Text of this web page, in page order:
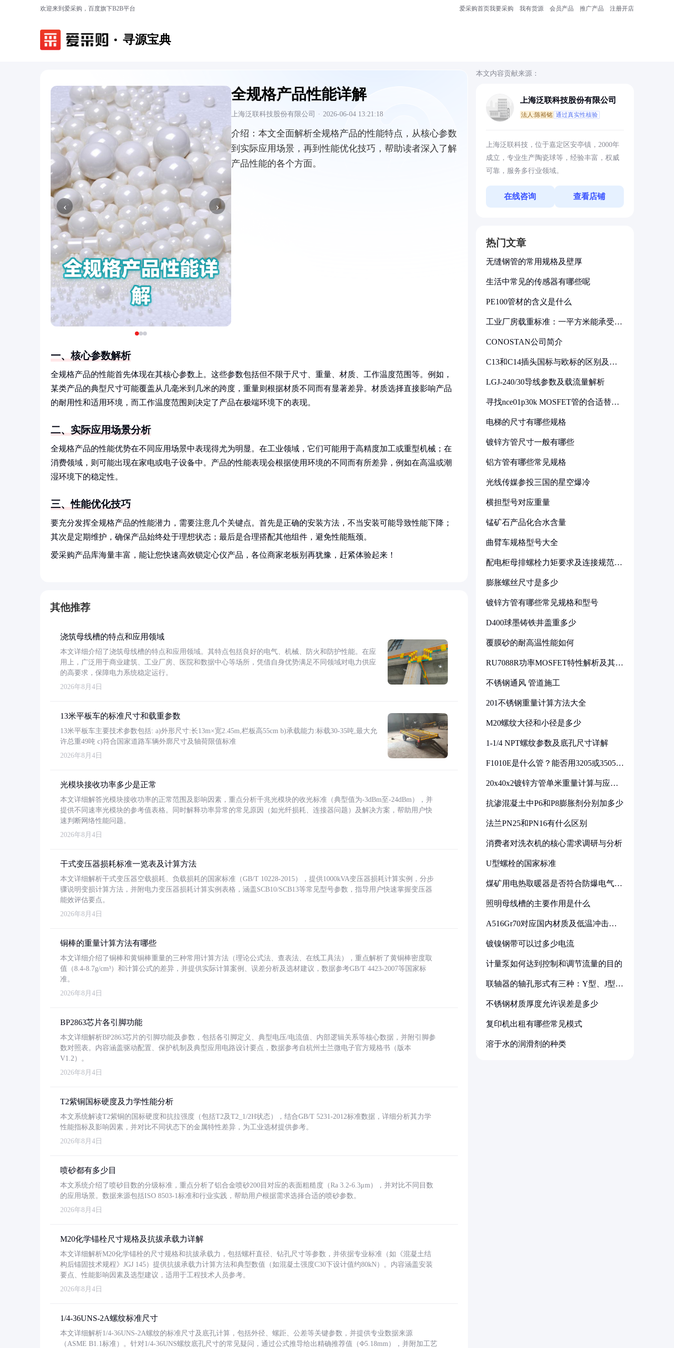
欢迎来到爱采购，百度旗下B2B平台 爱采购首页我要采购 我有货源 会员产品 推广产品 注册开店
寻源宝典
‹ ›
全规格产品性能详解
上海泛联科技股份有限公司 · 2026-06-04 13:21:18
介绍： 本文全面解析全规格产品的性能特点，从核心参数
到实际应用场景，再到性能优化技巧，帮助读者深入了解
产品性能的各个方面。
一、核心参数解析
全规格产品的性能首先体现在其核心参数上。这些参数包括但不限于尺寸、重量、材质、工作温度范围等。例如，
某类产品的典型尺寸可能覆盖从几毫米到几米的跨度，重量则根据材质不同而有显著差异。材质选择直接影响产品
的耐用性和适用环境，而工作温度范围则决定了产品在极端环境下的表现。
二、实际应用场景分析
全规格产品的性能优势在不同应用场景中表现得尤为明显。在工业领域，它们可能用于高精度加工或重型机械；在
消费领域，则可能出现在家电或电子设备中。产品的性能表现会根据使用环境的不同而有所差异，例如在高温或潮
湿环境下的稳定性。
三、性能优化技巧
要充分发挥全规格产品的性能潜力，需要注意几个关键点。首先是正确的安装方法，不当安装可能导致性能下降；
其次是定期维护，确保产品始终处于理想状态；最后是合理搭配其他组件，避免性能瓶颈。
爱采购产品库海量丰富，能让您快速高效锁定心仪产品，各位商家老板别再犹豫，赶紧体验起来！
其他推荐
浇筑母线槽的特点和应用领域
本文详细介绍了浇筑母线槽的特点和应用领域。其特点包括良好的电气、机械、防火和防护性能。在应
用上，广泛用于商业建筑、工业厂房、医院和数据中心等场所，凭借自身优势满足不同领域对电力供应
的高要求，保障电力系统稳定运行。
2026年8月4日
13米平板车的标准尺寸和载重参数
13米平板车主要技术参数包括: a)外形尺寸:长13m×宽2.45m,栏板高55cm b)承载能力:标载30-35吨,最大允
许总重49吨 c)符合国家道路车辆外廓尺寸及轴荷限值标准
2026年8月4日
光模块接收功率多少是正常
本文详细解答光模块接收功率的正常范围及影响因素，重点分析千兆光模块的收光标准（典型值为-3dBm至-24dBm），并
提供不同速率光模块的参考值表格。同时解释功率异常的常见原因（如光纤损耗、连接器问题）及解决方案，帮助用户快
速判断网络性能问题。
2026年8月4日
干式变压器损耗标准一览表及计算方法
本文详细解析干式变压器空载损耗、负载损耗的国家标准（GB/T 10228-2015），提供1000kVA变压器损耗计算实例，分步
骤说明变损计算方法，并附电力变压器损耗计算实例表格，涵盖SCB10/SCB13等常见型号参数，指导用户快速掌握变压器
能效评估要点。
2026年8月4日
铜棒的重量计算方法有哪些
本文详细介绍了铜棒和黄铜棒重量的三种常用计算方法（理论公式法、查表法、在线工具法），重点解析了黄铜棒密度取
值（8.4-8.7g/cm³）和计算公式的差异，并提供实际计算案例、误差分析及选材建议，数据参考GB/T 4423-2007等国家标
准。
2026年8月4日
BP2863芯片各引脚功能
本文详细解析BP2863芯片的引脚功能及参数，包括各引脚定义、典型电压/电流值、内部逻辑关系等核心数据，并附引脚参
数对照表。内容涵盖驱动配置、保护机制及典型应用电路设计要点，数据参考自杭州士兰微电子官方规格书（版本
V1.2）。
2026年8月4日
T2紫铜国标硬度及力学性能分析
本文系统解读T2紫铜的国标硬度和抗拉强度（包括T2及T2_1/2H状态），结合GB/T 5231-2012标准数据，详细分析其力学
性能指标及影响因素，并对比不同状态下的金属特性差异，为工业选材提供参考。
2026年8月4日
喷砂都有多少目
本文系统介绍了喷砂目数的分级标准，重点分析了铝合金喷砂200目对应的表面粗糙度（Ra 3.2-6.3μm），并对比不同目数
的应用场景。数据来源包括ISO 8503-1标准和行业实践，帮助用户根据需求选择合适的喷砂参数。
2026年8月4日
M20化学锚栓尺寸规格及抗拔承载力详解
本文详细解析M20化学锚栓的尺寸规格和抗拔承载力，包括螺杆直径、钻孔尺寸等参数，并依据专业标准（如《混凝土结
构后锚固技术规程》JGJ 145）提供抗拔承载力计算方法和典型数值（如混凝土强度C30下设计值约80kN）。内容涵盖安装
要点、性能影响因素及选型建议，适用于工程技术人员参考。
2026年8月4日
1/4-36UNS-2A螺纹标准尺寸
本文详细解析1/4-36UNS-2A螺纹的标准尺寸及底孔计算，包括外径、螺距、公差等关键参数，并提供专业数据来源
（ASME B1.1标准）。针对1/4-36UNS螺纹底孔尺寸的常见疑问，通过公式推导给出精确推荐值（Φ5.18mm），并附加工艺
本文内容贡献来源：
上海泛联科技股份有限公司
法人:陈裕铭 通过真实性核验
上海泛联科技，位于嘉定区安亭镇，2000年
成立，专业生产陶瓷球等，经验丰富，权威
可靠，服务多行业领域。
在线咨询 查看店铺
热门文章
无缝钢管的常用规格及壁厚
生活中常见的传感器有哪些呢
PE100管材的含义是什么
工业厂房载重标准：一平方米能承受多
CONOSTAN公司简介
C13和C14插头国标与欧标的区别及其
LGJ-240/30导线参数及载流量解析
寻找nce01p30k MOSFET管的合适替代
电梯的尺寸有哪些规格
镀锌方管尺寸一般有哪些
铝方管有哪些常见规格
光线传媒参投三国的星空爆冷
横担型号对应重量
锰矿石产品化合水含量
曲臂车规格型号大全
配电柜母排螺栓力矩要求及连接规范详
膨胀螺丝尺寸是多少
镀锌方管有哪些常见规格和型号
D400球墨铸铁井盖重多少
覆膜砂的耐高温性能如何
RU7088R功率MOSFET特性解析及其在
不锈钢通风 管道施工
201不锈钢重量计算方法大全
M20螺纹大径和小径是多少
1-1/4 NPT螺纹参数及底孔尺寸详解
F1010E是什么管？能否用3205或3505代
20x40x2镀锌方管单米重量计算与应用
抗渗混凝土中P6和P8膨胀剂分别加多少
法兰PN25和PN16有什么区别
消费者对洗衣机的核心需求调研与分析
U型螺栓的国家标准
煤矿用电热取暖器是否符合防爆电气设
照明母线槽的主要作用是什么
A516Gr70对应国内材质及低温冲击要
镀镍钢带可以过多少电流
计量泵如何达到控制和调节流量的目的
联轴器的轴孔形式有三种：Y型、J型、
不锈钢材质厚度允许误差是多少
复印机出租有哪些常见模式
溶于水的润滑剂的种类